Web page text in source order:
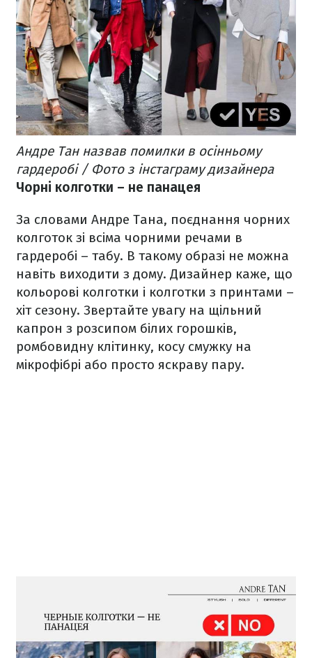
Андре Тан назвав помилки в осінньому
гардеробі / Фото з інстаграму дизайнера
Чорні колготки – не панацея
За словами Андре Тана, поєднання чорних
колготок зі всіма чорними речами в
гардеробі – табу. В такому образі не можна
навіть виходити з дому. Дизайнер каже, що
кольорові колготки і колготки з принтами –
хіт сезону. Звертайте увагу на щільний
капрон з розсипом білих горошків,
ромбовидну клітинку, косу смужку на
мікрофібрі або просто яскраву пару.